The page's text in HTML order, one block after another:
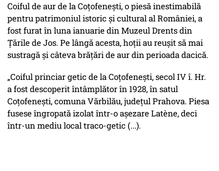
Coiful de aur de la Coțofenești, o piesă inestimabilă
pentru patrimoniul istoric și cultural al României, a
fost furat în luna ianuarie din Muzeul Drents din
Țările de Jos. Pe lângă acesta, hoții au reușit să mai
sustragă și câteva brățări de aur din perioada dacică.
„Coiful princiar getic de la Coţofeneşti, secol IV î. Hr.
a fost descoperit întâmplător în 1928, în satul
Coţofeneşti, comuna Vărbilău, judeţul Prahova. Piesa
fusese îngropată izolat într-o aşezare Latène, deci
într-un mediu local traco-getic (...).